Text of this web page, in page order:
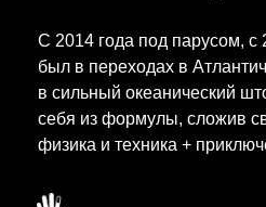
С 2014 года под парусом,
был в переходах в
в сильный океанический
себя из формулы, сложив
физика и техника +